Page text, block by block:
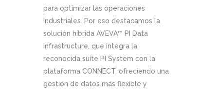
para optimizar las operaciones
industriales. Por eso destacamos la
solución híbrida AVEVA™ PI Data
Infrastructure, que integra la
reconocida suite PI System con la
plataforma CONNECT, ofreciendo una
gestión de datos más flexible y